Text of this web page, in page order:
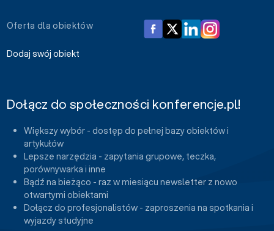
Oferta dla obiektów
Dodaj swój obiekt
Dołącz do społeczności konferencje.pl!
Większy wybór - dostęp do pełnej bazy obiektów i
artykułów
Lepsze narzędzia - zapytania grupowe, teczka,
porównywarka i inne
Bądź na bieżąco - raz w miesiącu newsletter z nowo
otwartymi obiektami
Dołącz do profesjonalistów - zaproszenia na spotkania i
wyjazdy studyjne